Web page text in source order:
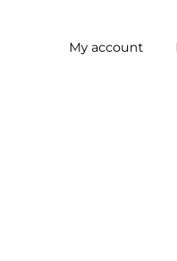
My account